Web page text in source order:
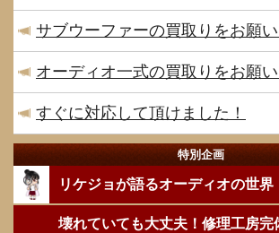
サブウーファーの買取りをお願
オーディオ一式の買取りをお願
すぐに対応して頂けました！
特別企画
リケジョが語るオーディオの世界
壊れていても大丈夫！修理工房完